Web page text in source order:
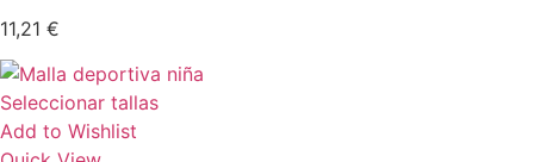
11,21 €
Seleccionar tallas
Add to Wishlist